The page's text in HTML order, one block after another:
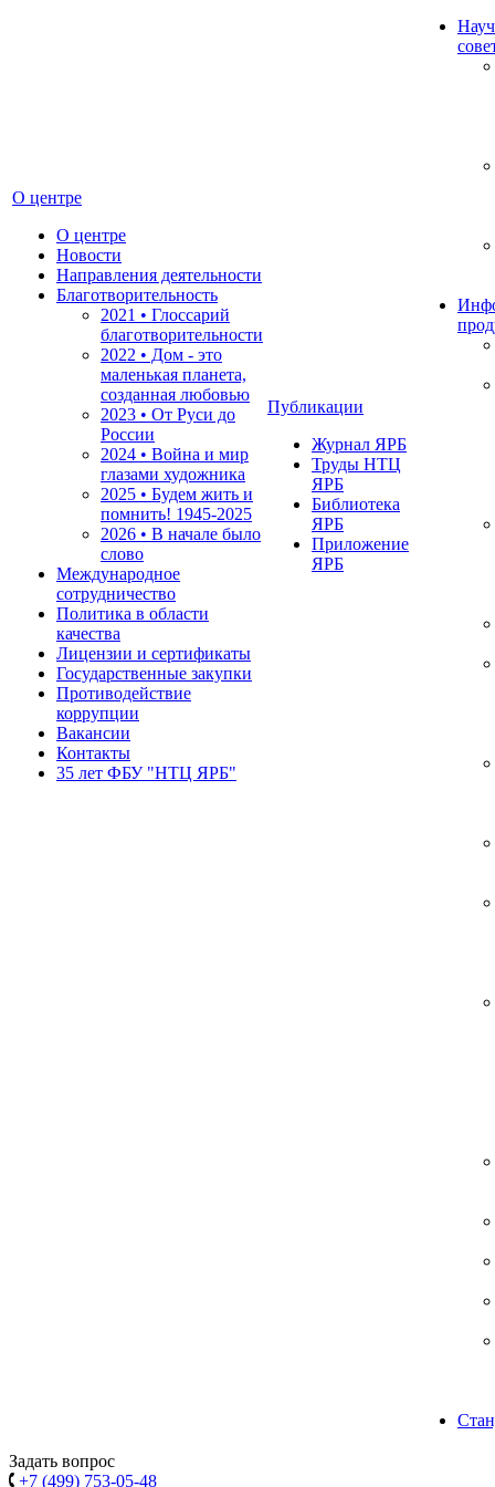
О центре
О центре
Новости
Направления деятельности
Благотворительность
2021 • Глоссарий
благотворительности
2022 • Дом - это
маленькая планета,
созданная любовью
2023 • От Руси до
России
2024 • Война и мир
глазами художника
2025 • Будем жить и
помнить! 1945-2025
2026 • В начале было
слово
Международное
сотрудничество
Политика в области
качества
Лицензии и сертификаты
Государственные закупки
Противодействие
коррупции
Вакансии
Контакты
35 лет ФБУ "НТЦ ЯРБ"
Публикации
Журнал ЯРБ
Труды НТЦ
ЯРБ
Библиотека
ЯРБ
Приложение
ЯРБ
Задать вопрос
+7 (499) 753-05-48